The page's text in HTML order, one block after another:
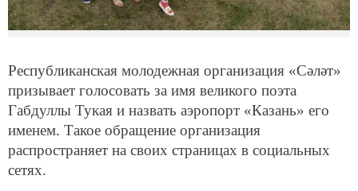
Республиканская молодежная организация «Сәләт»
призывает голосовать за имя великого поэта
Габдуллы Тукая и назвать аэропорт «Казань» его
именем. Такое обращение организация
распространяет на своих страницах в социальных
сетях.